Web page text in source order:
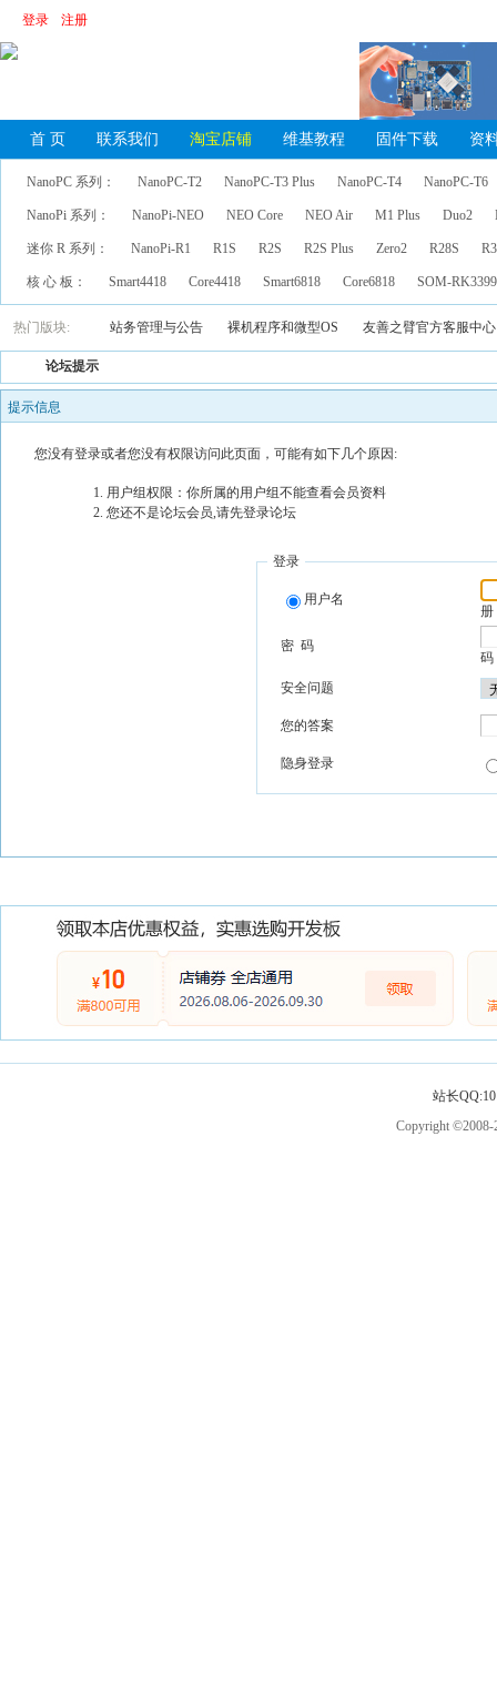
登录 注册
首 页 联系我们 淘宝店铺 维基教程 固件下载 资
NanoPC 系列： NanoPC-T2 NanoPC-T3 Plus NanoPC-T4 NanoPC-T6
NanoPi 系列： NanoPi-NEO NEO Core NEO Air M1 Plus Duo2
迷你 R 系列： NanoPi-R1 R1S R2S R2S Plus Zero2 R28S
核 心 板： Smart4418 Core4418 Smart6818 Core6818 SOM-
热门版块: 站务管理与公告 裸机程序和微型OS 友善之臂官方客服中心
论坛提示
提示信息
您没有登录或者您没有权限访问此页面，可能有如下几个原因:
用户组权限：你所属的用户组不能查看会员资料
您还不是论坛会员,请先登录论坛
登录
用户名
册
密 码
码
安全问题
您的答案
隐身登录
站长
Copyright